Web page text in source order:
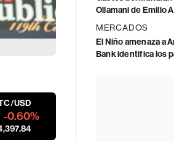
USD
-0.60%
Ollamani de Emilio
MERCADOS
El Niño amenaza a
Bank identifica los